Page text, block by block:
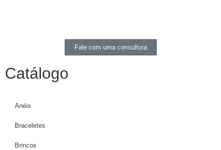
Fale com uma consultora
Catálogo
Anéis
Braceletes
Brincos